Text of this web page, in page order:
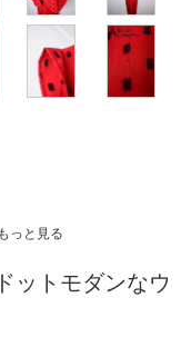
もっと見る
ットモダンなウ